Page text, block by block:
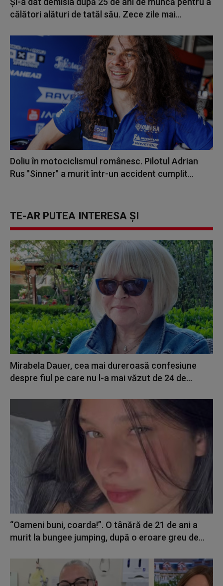
călători alături de tatăl său. Zece zile mai...
Doliu în motociclismul românesc. Pilotul Adrian
Rus "Sinner" a murit într-un accident cumplit...
TE-AR PUTEA INTERESA ȘI
Mirabela Dauer, cea mai dureroasă confesiune
despre fiul pe care nu l-a mai văzut de 24 de...
“Oameni buni, coarda!”. O tânără de 21 de ani a
murit la bungee jumping, după o eroare greu de...